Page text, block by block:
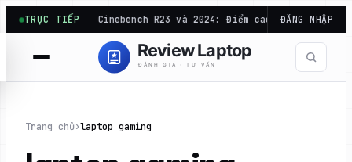
Chuyển
đến
phần
TRỰC TIẾP
Điểm Cinebench R23 và 2024: Điểm cao bản này chưa chắc
ĐĂNG NHẬP
Trang chủ›laptop gaming